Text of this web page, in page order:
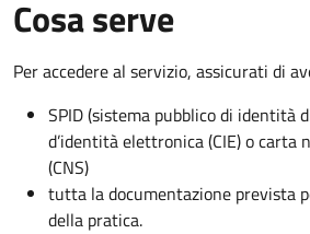
Cosa serve
Per accedere al servizio, assicurati di
SPID (sistema pubblico di identità
d’identità elettronica (CIE) o carta
(CNS)
tutta la documentazione prevista
della pratica.